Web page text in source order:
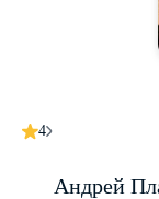
4
Андрей